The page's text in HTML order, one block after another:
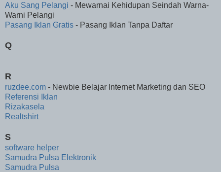
Aku Sang Pelangi - Mewarnai Kehidupan Seindah Warna-
Warni Pelangi
Pasang Iklan Gratis - Pasang Iklan Tanpa Daftar
Q
R
ruzdee.com - Newbie Belajar Internet Marketing dan SEO
Referensi Iklan
Rizakasela
Realtshirt
S
software helper
Samudra Pulsa Elektronik
Samudra Pulsa